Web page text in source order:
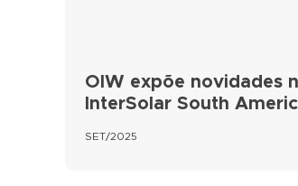
OIW expõe novidades
InterSolar South
SET/2025